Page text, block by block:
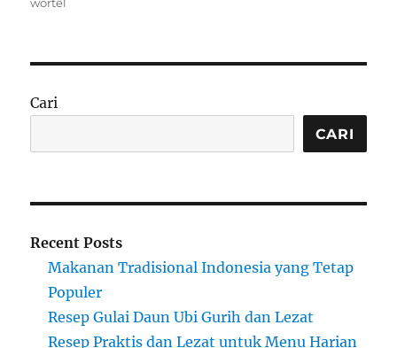
wortel
Cari
CARI
Recent Posts
Makanan Tradisional Indonesia yang Tetap
Populer
Resep Gulai Daun Ubi Gurih dan Lezat
Resep Praktis dan Lezat untuk Menu Harian